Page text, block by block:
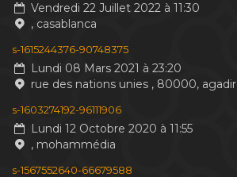
Vendredi 22 Juillet 2022 à 11:30
, casablanca
s-1615244376-90748375
Lundi 08 Mars 2021 à 23:20
rue des nations unies , 80000, agadir
s-1603274192-96111906
Lundi 12 Octobre 2020 à 11:55
, mohammédia
s-1567552640-66679588